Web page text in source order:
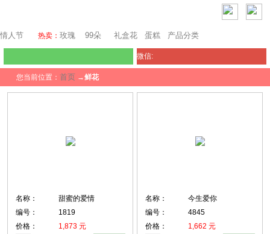
情人节 热卖： 玫瑰 99朵 礼盒花 蛋糕 产品分类
微信:
您当前位置： 首页 →鲜花
名称：
甜蜜的爱情
编号：
1819
价格：
1,873 元
名称：
今生爱你
编号：
4845
价格：
1,662 元